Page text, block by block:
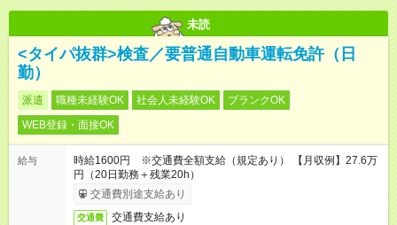
未読
<タイパ抜群>検査／要普通自動車運転免許（日
勤）
派遣 職種未経験OK 社会人未経験OK
ブランクOK
WEB登録・面接OK
給与
時給1600円 ※交通費全額支給（規定あり） 【月収例】27.6万
円（20日勤務＋残業20h）
交通費別途支給あり
交通費 交通費支給あり